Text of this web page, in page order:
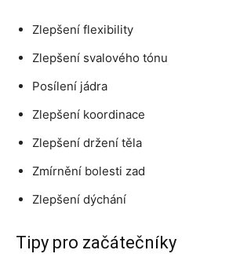
Zlepšení flexibility
Zlepšení svalového tónu
Posílení jádra
Zlepšení koordinace
Zlepšení držení těla
Zmírnění bolesti zad
Zlepšení dýchání
Tipy pro začátečníky